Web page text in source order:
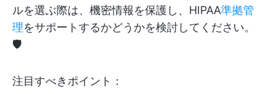
ルを選ぶ際は、機密情報を保護し、HIPAA準拠管
理をサポートするかどうかを検討してください。
🛡️
注目すべきポイント：